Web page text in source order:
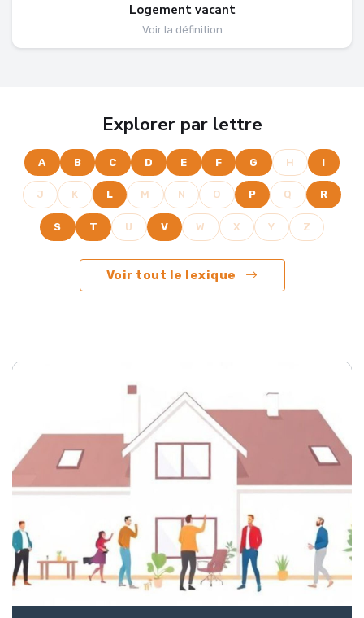
Logement vacant
Voir la définition
Explorer par lettre
A B C D E F G H I
J K L M N O P Q R
S T U V W X Y Z
Voir tout le lexique